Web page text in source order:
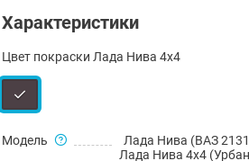
Характеристики
Цвет покраски Лада Нива 4х4
Модель
Лада Нива (ВАЗ
Лада Нива 4x4